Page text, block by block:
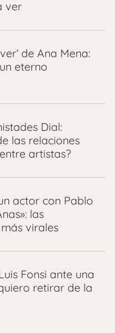
ver
de Ana Mena:
eterno
Dial:
las relaciones
artistas?
actor con Pablo
las
virales
Fonsi ante una
retirar de la